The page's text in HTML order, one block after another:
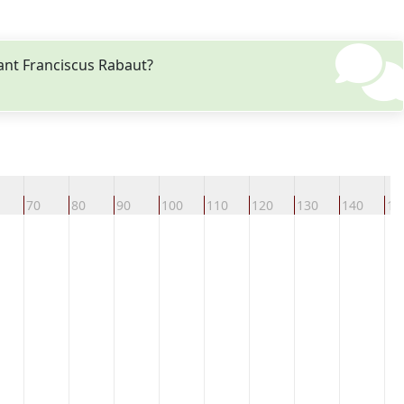
Franciscus Rabaut?
70 80 90 100 110 120 130 140